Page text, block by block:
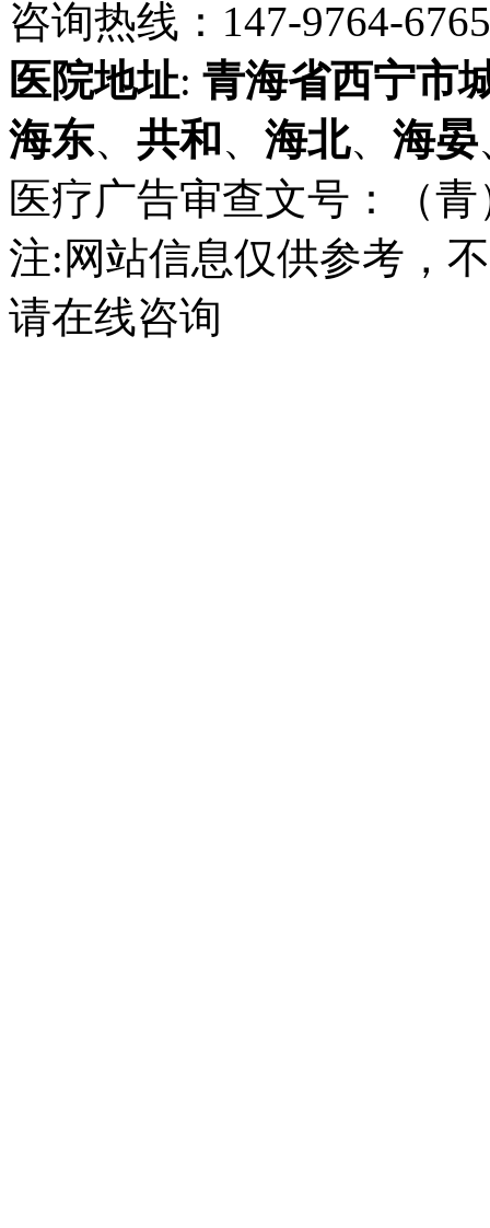
咨询热线：147-9764-
医院地址: 青海省西宁市
海东、 共和 、 海北、 海晏
医疗广告审查文号：（
注:网站信息仅供参考，
请在线咨询